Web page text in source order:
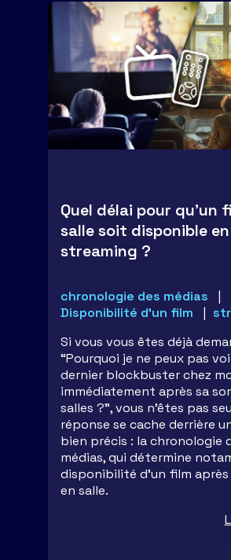
Quel délai pour qu’un
salle soit disponible en
streaming ?
chronologie des médias
Disponibilité d'un film
Si vous vous êtes déjà
“Pourquoi je ne peux pas
dernier blockbuster chez
immédiatement après sa
salles ?”, vous n’êtes pas
réponse se cache derrière
bien précis : la chronologie
médias, qui détermine
disponibilité d’un film
en salle.